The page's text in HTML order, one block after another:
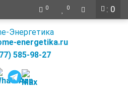
: 0
0 0
energetika.ru
585-98-27